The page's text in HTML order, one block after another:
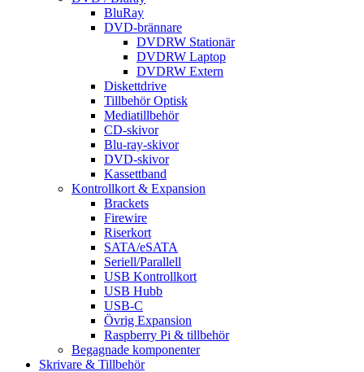
BluRay
DVD-brännare
DVDRW Stationär
DVDRW Laptop
DVDRW Extern
Diskettdrive
Tillbehör Optisk
Mediatillbehör
CD-skivor
Blu-ray-skivor
DVD-skivor
Kassettband
Kontrollkort & Expansion
Brackets
Firewire
Riserkort
SATA/eSATA
Seriell/Parallell
USB Kontrollkort
USB Hubb
USB-C
Övrig Expansion
Raspberry Pi & tillbehör
Begagnade komponenter
Skrivare & Tillbehör